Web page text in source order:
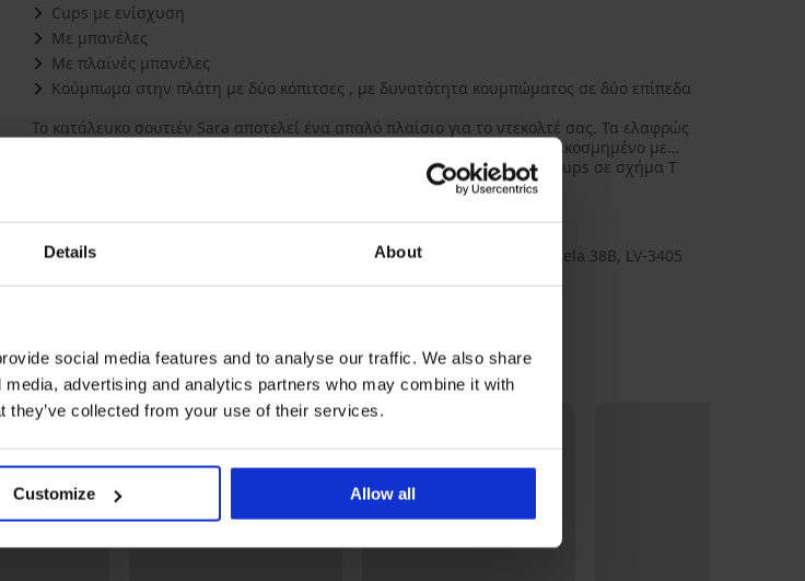
Details About
social media features and to analyse our traffic. We also share
advertising and analytics partners who may combine it with
they’ve collected from your use of their services.
Customize Allow all
Cups με ενίσχυση
Με μπανέλες
Με πλαϊνές μπανέλες
Κούμπωμα στην πλάτη με δύο κόπιτσες , με δυνατότητα κουμπώματος σε δύο επίπεδα
Το κατάλευκο σουτιέν Sara αποτελεί ένα απαλό πλαίσιο για το ντεκολτέ σας. Τα ελαφρώς
ενισχυμένα cups είναι απόλυτα λεία, ενώ μόνο το πάνω μέρος είναι διακοσμημένο με
λεπτή δαντέλα με γεωμετρικό σχέδιο. Ο κολακευτικός σχεδιασμός των cups σε σχήμα Τ
Κατασκευαστής
SIA Albina, διεύθυνση: Oskara Kalpaka iela 38B, LV-3405
να σας αρέσει